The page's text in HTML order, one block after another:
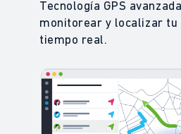
Tecnología GPS
monitorear y localizar
tiempo real.